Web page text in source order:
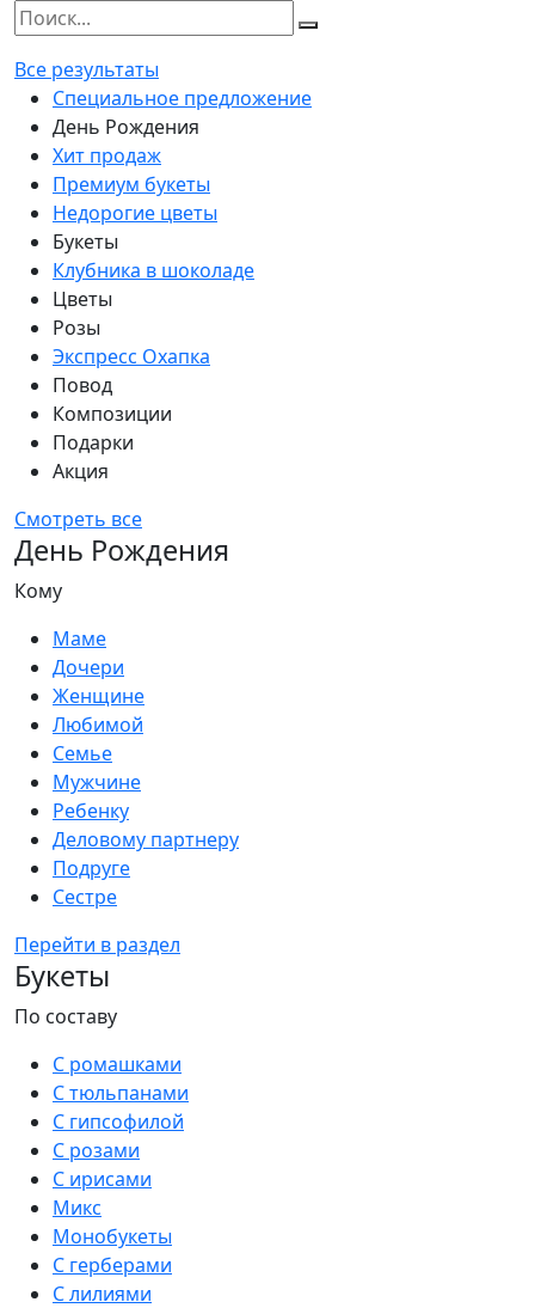
Все результаты
Специальное предложение
День Рождения
Хит продаж
Премиум букеты
Недорогие цветы
Букеты
Клубника в шоколаде
Цветы
Розы
Экспресс Охапка
Повод
Композиции
Подарки
Акция
Смотреть все
День Рождения
Кому
Маме
Дочери
Женщине
Любимой
Семье
Мужчине
Ребенку
Деловому партнеру
Подруге
Сестре
Перейти в раздел
Букеты
По составу
С ромашками
С тюльпанами
С гипсофилой
С розами
С ирисами
Микс
Монобукеты
С герберами
С лилиями